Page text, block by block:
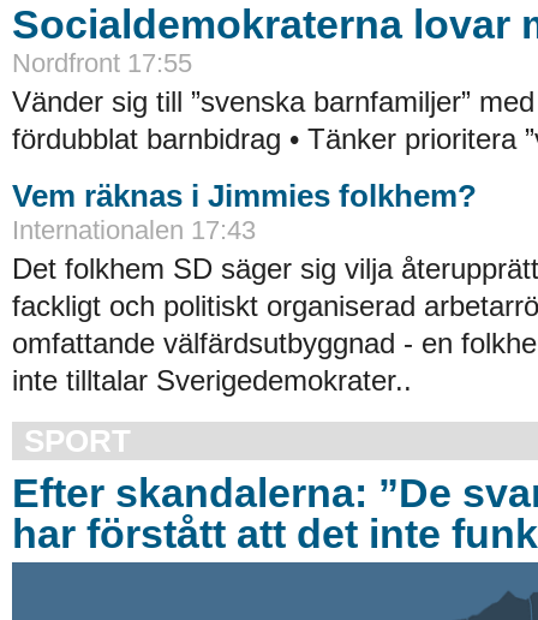
Socialdemokraterna lovar
Nordfront 17:55
Vänder sig till ”svenska barnfamiljer”
fördubblat barnbidrag • Tänker prioritera
Vem räknas i Jimmies folkhem?
Internationalen 17:43
Det folkhem SD säger sig vilja
fackligt och politiskt organiserad
omfattande välfärdsutbyggnad - en
inte tilltalar Sverigedemokrater..
SPORT
Efter skandalerna: ”De
har förstått att det inte